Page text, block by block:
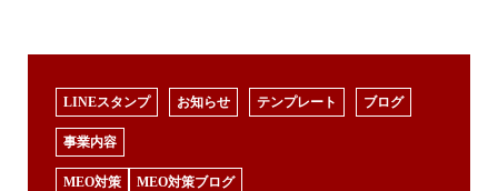
LINEスタンプ お知らせ テンプレート ブログ
事業内容
MEO対策 MEO対策ブログ